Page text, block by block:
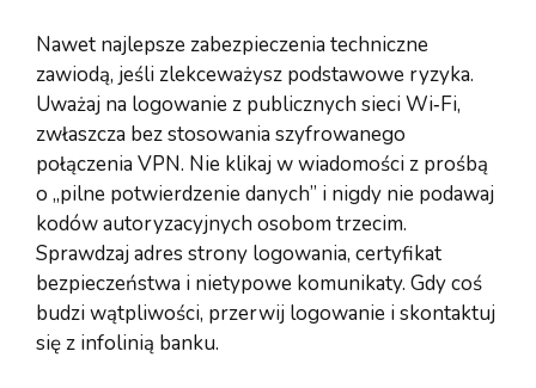
Nawet najlepsze zabezpieczenia techniczne
zawiodą, jeśli zlekceważysz podstawowe ryzyka.
Uważaj na logowanie z publicznych sieci Wi‑Fi,
zwłaszcza bez stosowania szyfrowanego
połączenia VPN. Nie klikaj w wiadomości z prośbą
o „pilne potwierdzenie danych” i nigdy nie podawaj
kodów autoryzacyjnych osobom trzecim.
Sprawdzaj adres strony logowania, certyfikat
bezpieczeństwa i nietypowe komunikaty. Gdy coś
budzi wątpliwości, przerwij logowanie i skontaktuj
się z infolinią banku.